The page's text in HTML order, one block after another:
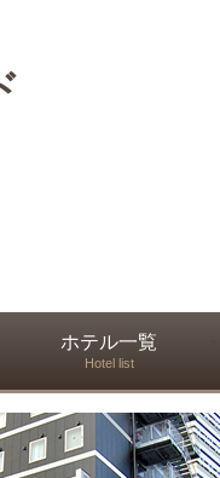
ホテル一覧
Hotel list